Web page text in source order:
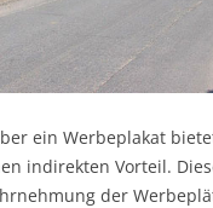
ein Werbeplakat
indirekten Vorteil.
der